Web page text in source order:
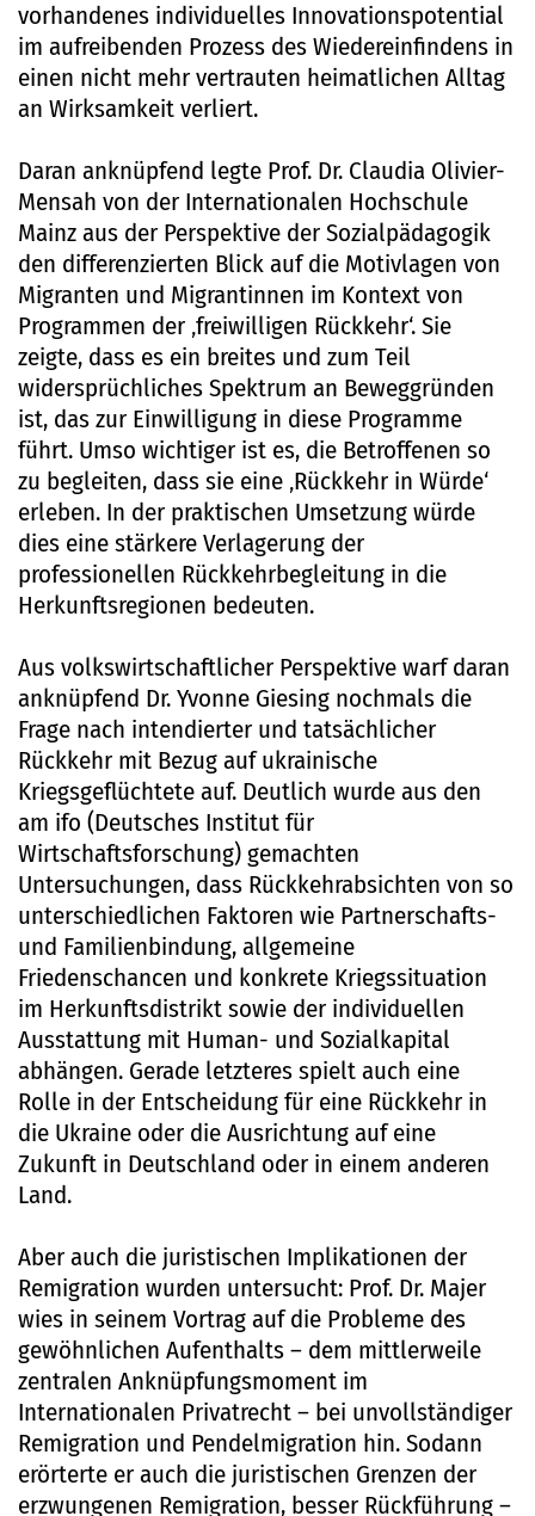
vorhandenes individuelles Innovationspotential
im aufreibenden Prozess des Wiedereinfindens in
einen nicht mehr vertrauten heimatlichen Alltag
an Wirksamkeit verliert.
Daran anknüpfend legte Prof. Dr. Claudia Olivier-
Mensah von der Internationalen Hochschule
Mainz aus der Perspektive der Sozialpädagogik
den differenzierten Blick auf die Motivlagen von
Migranten und Migrantinnen im Kontext von
Programmen der ‚freiwilligen Rückkehr‘. Sie
zeigte, dass es ein breites und zum Teil
widersprüchliches Spektrum an Beweggründen
ist, das zur Einwilligung in diese Programme
führt. Umso wichtiger ist es, die Betroffenen so
zu begleiten, dass sie eine ‚Rückkehr in Würde‘
erleben. In der praktischen Umsetzung würde
dies eine stärkere Verlagerung der
professionellen Rückkehrbegleitung in die
Herkunftsregionen bedeuten.
Aus volkswirtschaftlicher Perspektive warf daran
anknüpfend Dr. Yvonne Giesing nochmals die
Frage nach intendierter und tatsächlicher
Rückkehr mit Bezug auf ukrainische
Kriegsgeflüchtete auf. Deutlich wurde aus den
am ifo (Deutsches Institut für
Wirtschaftsforschung) gemachten
Untersuchungen, dass Rückkehrabsichten von so
unterschiedlichen Faktoren wie Partnerschafts-
und Familienbindung, allgemeine
Friedenschancen und konkrete Kriegssituation
im Herkunftsdistrikt sowie der individuellen
Ausstattung mit Human- und Sozialkapital
abhängen. Gerade letzteres spielt auch eine
Rolle in der Entscheidung für eine Rückkehr in
die Ukraine oder die Ausrichtung auf eine
Zukunft in Deutschland oder in einem anderen
Land.
Aber auch die juristischen Implikationen der
Remigration wurden untersucht: Prof. Dr. Majer
wies in seinem Vortrag auf die Probleme des
gewöhnlichen Aufenthalts – dem mittlerweile
zentralen Anknüpfungsmoment im
Internationalen Privatrecht – bei unvollständiger
Remigration und Pendelmigration hin. Sodann
erörterte er auch die juristischen Grenzen der
erzwungenen Remigration, besser Rückführung –